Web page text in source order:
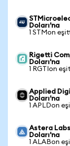
Doları'na
1 STMon
Rigetti
Doları'na
1 RGTIon
Applied
Doları'na
1 APLDon
Astera
Doları'na
1 ALABon